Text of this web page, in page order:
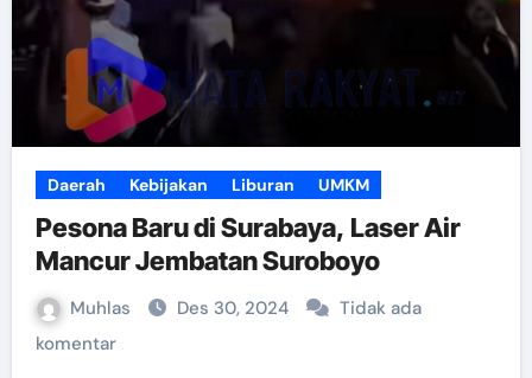
Daerah Kebijakan Liburan UMKM
Pesona Baru di Surabaya, Laser Air
Mancur Jembatan Suroboyo
Muhlas Des 30, 2024
Tidak ada
komentar